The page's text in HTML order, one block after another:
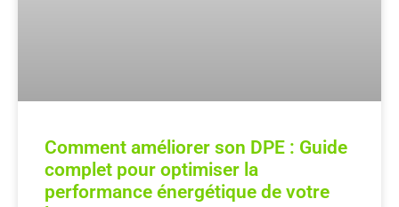
Comment améliorer son DPE : Guide
complet pour optimiser la
performance énergétique de votre